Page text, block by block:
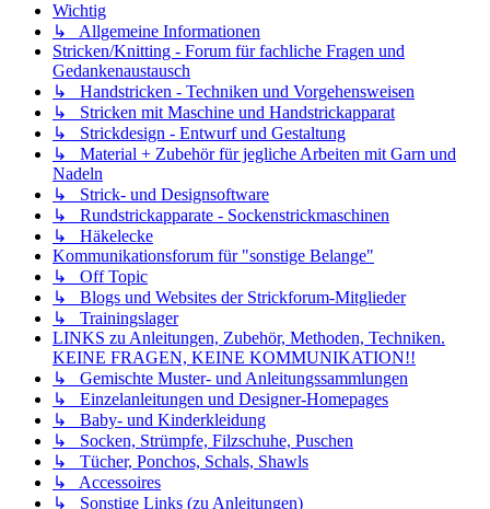
Wichtig
↳ Allgemeine Informationen
Stricken/Knitting - Forum für fachliche Fragen und
Gedankenaustausch
↳ Handstricken - Techniken und Vorgehensweisen
↳ Stricken mit Maschine und Handstrickapparat
↳ Strickdesign - Entwurf und Gestaltung
↳ Material + Zubehör für jegliche Arbeiten mit Garn und
Nadeln
↳ Strick- und Designsoftware
↳ Rundstrickapparate - Sockenstrickmaschinen
↳ Häkelecke
Kommunikationsforum für "sonstige Belange"
↳ Off Topic
↳ Blogs und Websites der Strickforum-Mitglieder
↳ Trainingslager
LINKS zu Anleitungen, Zubehör, Methoden, Techniken.
KEINE FRAGEN, KEINE KOMMUNIKATION!!
↳ Gemischte Muster- und Anleitungssammlungen
↳ Einzelanleitungen und Designer-Homepages
↳ Baby- und Kinderkleidung
↳ Socken, Strümpfe, Filzschuhe, Puschen
↳ Tücher, Ponchos, Schals, Shawls
↳ Accessoires
↳ Sonstige Links (zu Anleitungen)